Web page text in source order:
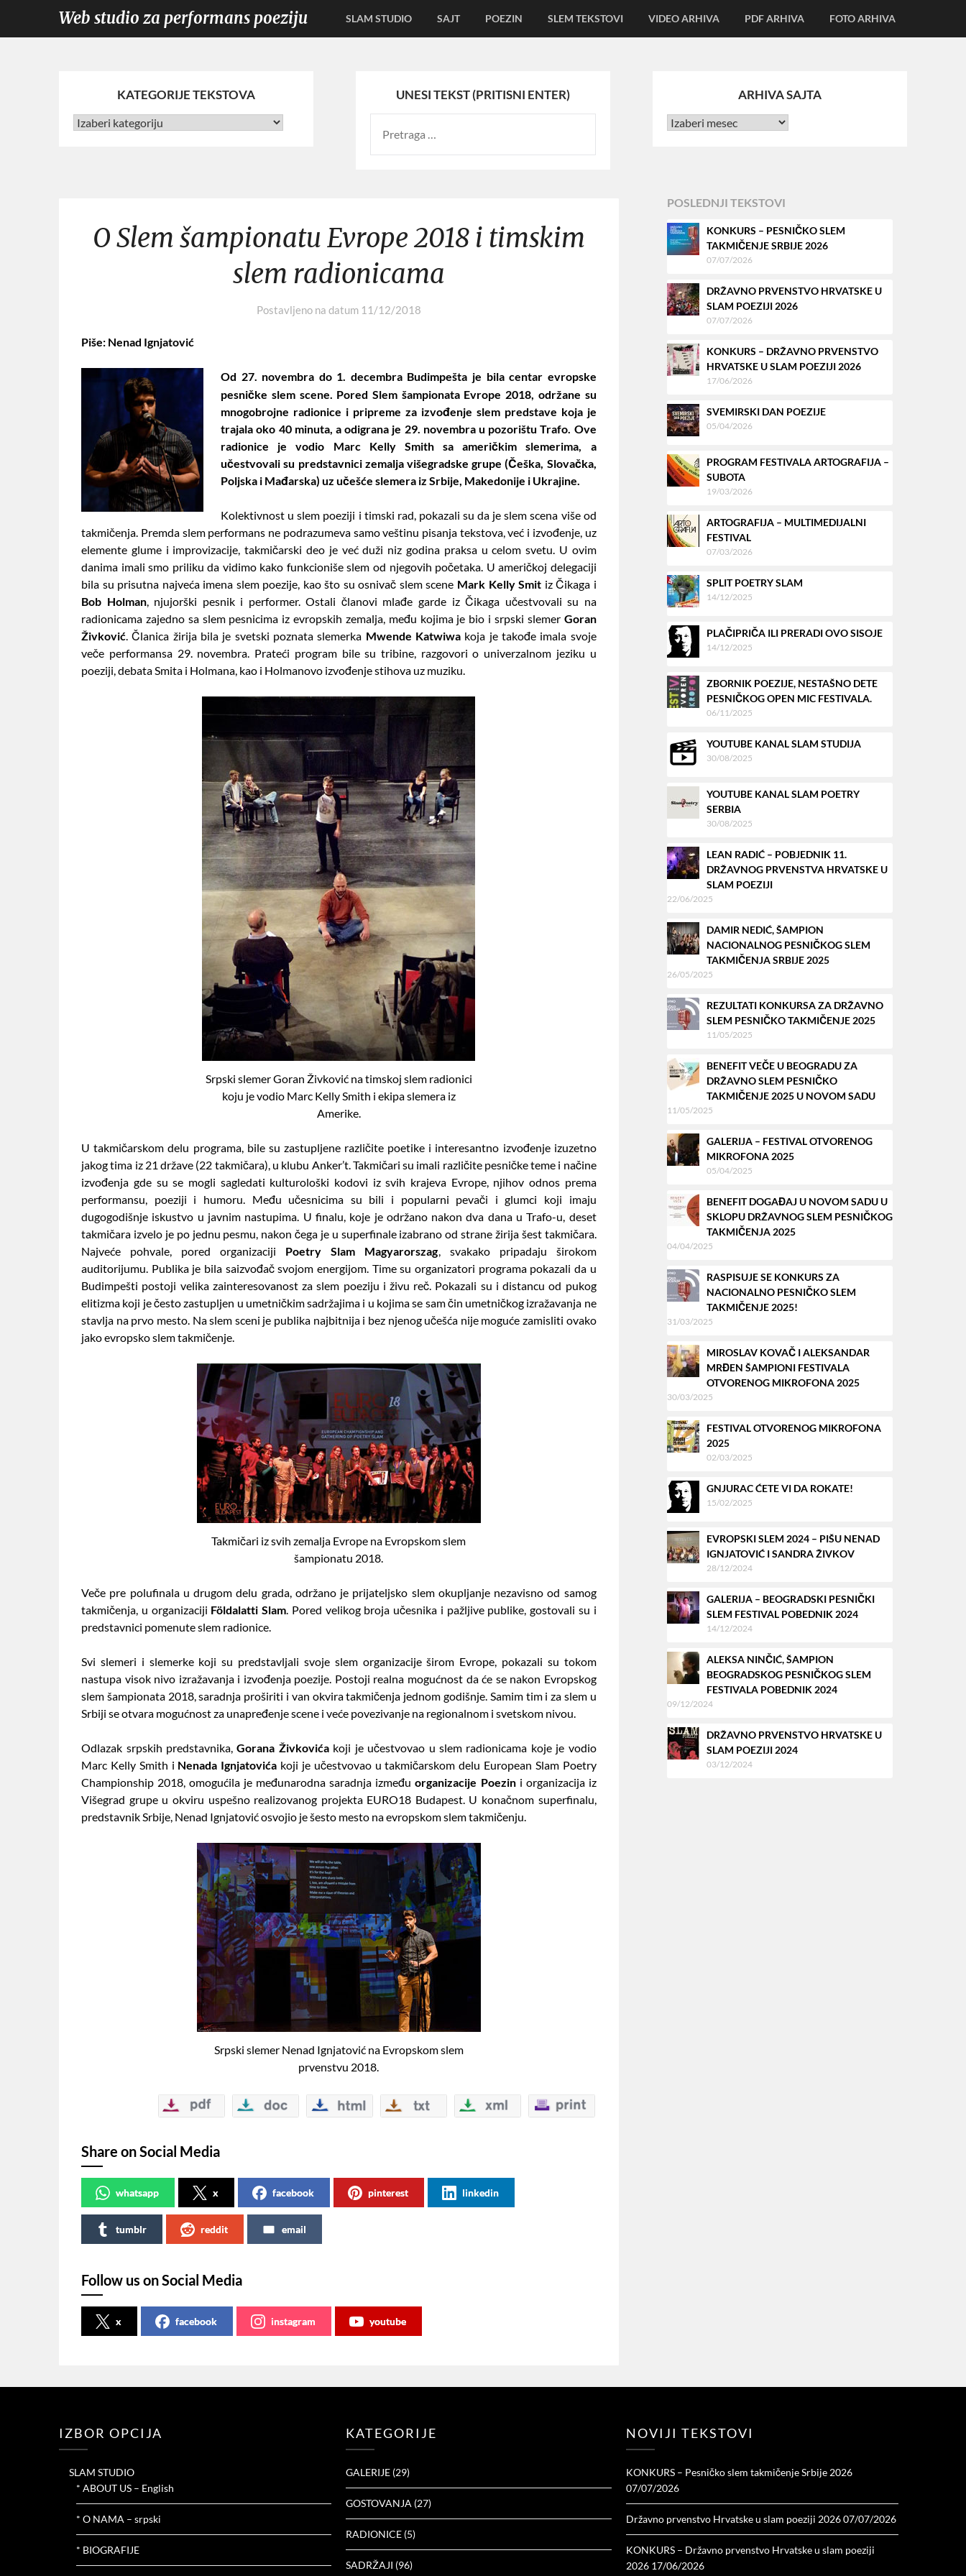
Web studio za performans poeziju SLAM STUDIO SAJT POEZIN SLEM TEKSTOVI VIDEO ARHIVA PDF ARHIVA FOTO ARHIVA
KATEGORIJE TEKSTOVA UNESI TEKST (PRITISNI ENTER) ARHIVA SAJTA
O Slem šampionatu Evrope 2018 i timskim
slem radionicama
Postavljeno na datum 11/12/2018
Piše: Nenad Ignjatović
Od 27. novembra do 1. decembra Budimpešta je bila centar evropske
pesničke slem scene. Pored Slem šampionata Evrope 2018, održane su
mnogobrojne radionice i pripreme za izvođenje slem predstave koja je
trajala oko 40 minuta, a odigrana je 29. novembra u pozorištu Trafo. Ove
radionice je vodio Marc Kelly Smith sa američkim slemerima, a
učestvovali su predstavnici zemalja višegradske grupe (Češka, Slovačka,
Poljska i Mađarska) uz učešće slemera iz Srbije, Makedonije i Ukrajine.
Kolektivnost u slem poeziji i timski rad, pokazali su da je slem scena više od
takmičenja. Premda slem performans ne podrazumeva samo veštinu pisanja tekstova, već i izvođenje, uz
elemente glume i improvizacije, takmičarski deo je već duži niz godina praksa u celom svetu. U ovim
danima imali smo priliku da vidimo kako funkcioniše slem od njegovih početaka. U američkoj delegaciji
bila su prisutna najveća imena slem poezije, kao što su osnivač slem scene Mark Kelly Smit iz Čikaga i
Bob Holman, njujorški pesnik i performer. Ostali članovi mlađe garde iz Čikaga učestvovali su na
radionicama zajedno sa slem pesnicima iz evropskih zemalja, među kojima je bio i srpski slemer Goran
Živković. Članica žirija bila je svetski poznata slemerka Mwende Katwiwa koja je takođe imala svoje
veče performansa 29. novembra. Prateći program bile su tribine, razgovori o univerzalnom jeziku u
poeziji, debata Smita i Holmana, kao i Holmanovo izvođenje stihova uz muziku.
Srpski slemer Goran Živković na timskoj slem radionici
koju je vodio Marc Kelly Smith i ekipa slemera iz
Amerike.
U takmičarskom delu programa, bile su zastupljene različite poetike i interesantno izvođenje izuzetno
jakog tima iz 21 države (22 takmičara), u klubu Anker’t. Takmičari su imali različite pesničke teme i načine
izvođenja gde su se mogli sagledati kulturološki kodovi iz svih krajeva Evrope, njihov odnos prema
performansu, poeziji i humoru. Među učesnicima su bili i popularni pevači i glumci koji imaju
dugogodišnje iskustvo u javnim nastupima. U finalu, koje je održano nakon dva dana u Trafo-u, deset
takmičara izvelo je po jednu pesmu, nakon čega je u superfinale izabrano od strane žirija šest takmičara.
Najveće pohvale, pored organizaciji Poetry Slam Magyarorszag, svakako pripadaju širokom
auditorijumu. Publika je bila saizvođač svojom energijom. Time su organizatori programa pokazali da u
Budimpešti postoji velika zainteresovanost za slem poeziju i živu reč. Pokazali su i distancu od pukog
elitizma koji je često zastupljen u umetničkim sadržajima i u kojima se sam čin umetničkog izražavanja ne
stavlja na prvo mesto. Na slem sceni je publika najbitnija i bez njenog učešća nije moguće zamisliti ovako
jako evropsko slem takmičenje.
Takmičari iz svih zemalja Evrope na Evropskom slem
šampionatu 2018.
Veče pre polufinala u drugom delu grada, održano je prijateljsko slem okupljanje nezavisno od samog
takmičenja, u organizaciji Földalatti Slam. Pored velikog broja učesnika i pažljive publike, gostovali su i
predstavnici pomenute slem radionice.
Svi slemeri i slemerke koji su predstavljali svoje slem organizacije širom Evrope, pokazali su tokom
nastupa visok nivo izražavanja i izvođenja poezije. Postoji realna mogućnost da će se nakon Evropskog
slem šampionata 2018, saradnja proširiti i van okvira takmičenja jednom godišnje. Samim tim i za slem u
Srbiji se otvara mogućnost za unapređenje scene i veće povezivanje na regionalnom i svetskom nivou.
Odlazak srpskih predstavnika,Gorana Živkovićakoji je učestvovao u slem radionicama koje je vodio
Marc Kelly Smith i Nenada Ignjatovića koji je učestvovao u takmičarskom delu European Slam Poetry
Championship 2018, omogućila je međunarodna saradnja izmeđuorganizacije Poezini organizacija iz
Višegrad grupe u okviru uspešno realizovanog projekta EURO18 Budapest. U konačnom superfinalu,
predstavnik Srbije, Nenad Ignjatović osvojio je šesto mesto na evropskom slem takmičenju.
Srpski slemer Nenad Ignjatović na Evropskom slem
prvenstvu 2018.
Share on Social Media
whatsapp x facebook pinterest linkedin
tumblr reddit email
Follow us on Social Media
x facebook instagram youtube
POSLEDNJI TEKSTOVI
KONKURS – PESNIČKO SLEM
TAKMIČENJE SRBIJE 2026
07/07/2026
DRŽAVNO PRVENSTVO HRVATSKE U
SLAM POEZIJI 2026
07/07/2026
KONKURS – DRŽAVNO PRVENSTVO
HRVATSKE U SLAM POEZIJI 2026
17/06/2026
SVEMIRSKI DAN POEZIJE
05/04/2026
PROGRAM FESTIVALA ARTOGRAFIJA –
SUBOTA
19/03/2026
ARTOGRAFIJA – MULTIMEDIJALNI
FESTIVAL
07/03/2026
SPLIT POETRY SLAM
14/12/2025
PLAČIPRIČA ILI PRERADI OVO SISOJE
14/12/2025
ZBORNIK POEZIJE, NESTAŠNO DETE
PESNIČKOG OPEN MIC FESTIVALA.
06/11/2025
YOUTUBE KANAL SLAM STUDIJA
30/08/2025
YOUTUBE KANAL SLAM POETRY
SERBIA
30/08/2025
LEAN RADIĆ – POBJEDNIK 11.
DRŽAVNOG PRVENSTVA HRVATSKE U
SLAM POEZIJI
22/06/2025
DAMIR NEDIĆ, ŠAMPION
NACIONALNOG PESNIČKOG SLEM
TAKMIČENJA SRBIJE 2025
26/05/2025
REZULTATI KONKURSA ZA DRŽAVNO
SLEM PESNIČKO TAKMIČENJE 2025
11/05/2025
BENEFIT VEČE U BEOGRADU ZA
DRŽAVNO SLEM PESNIČKO
TAKMIČENJE 2025 U NOVOM SADU
11/05/2025
GALERIJA – FESTIVAL OTVORENOG
MIKROFONA 2025
05/04/2025
BENEFIT DOGAĐAJ U NOVOM SADU U
SKLOPU DRŽAVNOG SLEM PESNIČKOG
TAKMIČENJA 2025
04/04/2025
RASPISUJE SE KONKURS ZA
NACIONALNO PESNIČKO SLEM
TAKMIČENJE 2025!
31/03/2025
MIROSLAV KOVAČ I ALEKSANDAR
MRĐEN ŠAMPIONI FESTIVALA
OTVORENOG MIKROFONA 2025
30/03/2025
FESTIVAL OTVORENOG MIKROFONA
2025
02/03/2025
GNJURAC ĆETE VI DA ROKATE!
15/02/2025
EVROPSKI SLEM 2024 – PIŠU NENAD
IGNJATOVIĆ I SANDRA ŽIVKOV
28/12/2024
GALERIJA – BEOGRADSKI PESNIČKI
SLEM FESTIVAL POBEDNIK 2024
14/12/2024
ALEKSA NINČIĆ, ŠAMPION
BEOGRADSKOG PESNIČKOG SLEM
FESTIVALA POBEDNIK 2024
09/12/2024
DRŽAVNO PRVENSTVO HRVATSKE U
SLAM POEZIJI 2024
03/12/2024
IZBOR OPCIJA
SLAM STUDIO
* ABOUT US – English
* O NAMA – srpski
* BIOGRAFIJE
KATEGORIJE
GALERIJE (29)
GOSTOVANJA (27)
RADIONICE (5)
SADRŽAJI (96)
NOVIJI TEKSTOVI
KONKURS – Pesničko slem takmičenje Srbije 2026
07/07/2026
Državno prvenstvo Hrvatske u slam poeziji 202607/07/2026
KONKURS – Državno prvenstvo Hrvatske u slam poeziji
2026 17/06/2026